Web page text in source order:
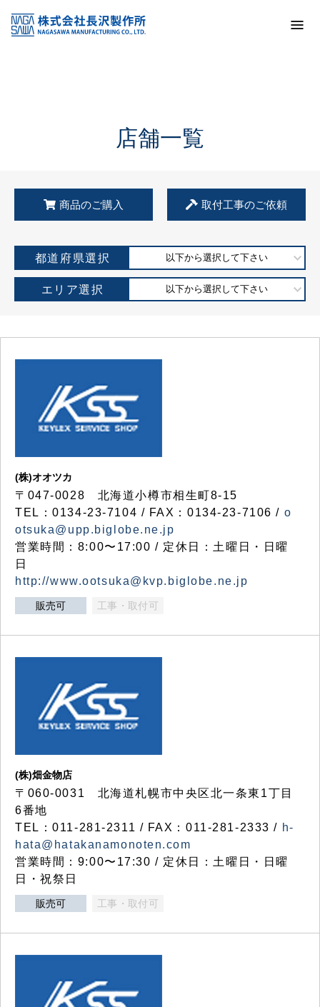
KSS加盟店・取扱店情報
店舗一覧
店舗一覧
商品のご購入 取付工事のご依頼
都道府県選択 以下から選択して下さい
エリア選択 以下から選択して下さい
(株)オオツカ
〒047-0028 北海道小樽市相生町8-15
TEL：0134-23-7104 / FAX：0134-23-7106 / o
otsuka@upp.biglobe.ne.jp
営業時間：8:00〜17:00 / 定休日：土曜日・日曜
日
http://www.ootsuka@kvp.biglobe.ne.jp
販売可 工事・取付可
(株)畑金物店
〒060-0031 北海道札幌市中央区北一条東1丁目
6番地
TEL：011-281-2311 / FAX：011-281-2333 / h-
hata@hatakanamonoten.com
営業時間：9:00〜17:30 / 定休日：土曜日・日曜
日・祝祭日
販売可 工事・取付可